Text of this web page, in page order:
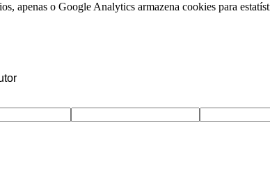
apenas o Google Analytics armazena cookies para